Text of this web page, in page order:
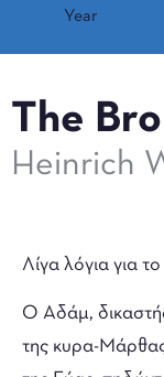
Year
The
Heinrich
Λίγα λόγια για
Ο Αδάμ,
της κυρα-